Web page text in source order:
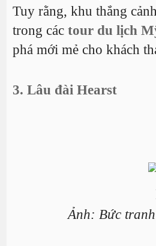
Tuy rằng, khu thắng
trong các tour du lịch
phá mới mẻ cho khách
3. Lâu đài Hearst
Ảnh: Bức